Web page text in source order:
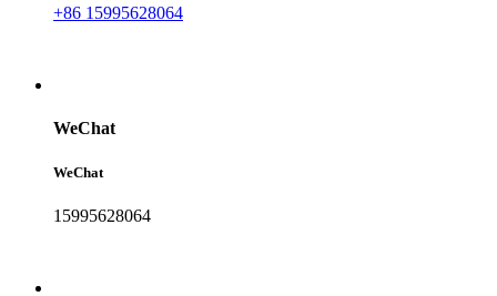
+86 15995628064
WeChat
WeChat
15995628064